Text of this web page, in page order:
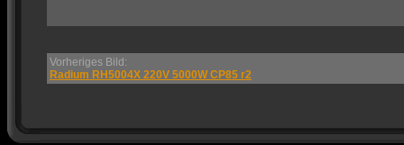
Vorheriges Bild:
Radium RH5004X 220V 5000W CP85 r2